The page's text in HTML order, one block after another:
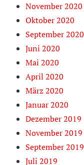
November 2020
Oktober 2020
September 2020
Juni 2020
Mai 2020
April 2020
März 2020
Januar 2020
Dezember 2019
November 2019
September 2019
Juli 2019